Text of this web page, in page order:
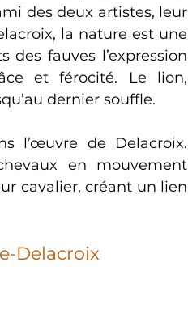
des deux artistes, leur
la nature est une
fauves l’expression
et férocité. Le lion,
dernier souffle.
l’œuvre de Delacroix.
en mouvement
cavalier, créant un lien
Delacroix